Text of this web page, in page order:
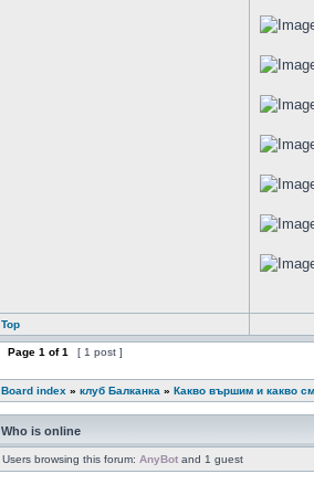
Top
Page 1 of1 [ 1 post ]
Board index » клуб Балканка » Какво вършим и какво
Who is online
Users browsing this forum: AnyBot and 1 guest